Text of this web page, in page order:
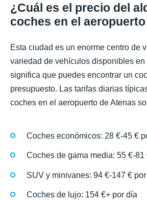
¿Cuál es el precio del
coches en el
Esta ciudad es un enorme centro de
variedad de vehículos disponibles en
significa que puedes encontrar un
presupuesto. Las tarifas diarias
coches en el aeropuerto de Atenas
Coches económicos: 28 €-45 €
Coches de gama media: 55 €-81
SUV y minivanes: 94 €-147 €
Coches de lujo: 154 €+ por día